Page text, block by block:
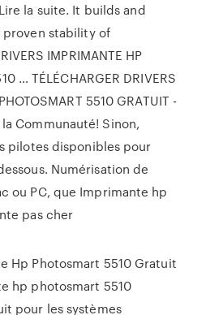
la suite. It builds and
stability of
IMPRIMANTE HP
… TÉLÉCHARGER DRIVERS
5510 GRATUIT -
Communauté! Sinon,
pilotes disponibles pour
Numérisation de
ou PC, que Imprimante hp
pas cher
Hp Photosmart 5510 Gratuit
hp photosmart 5510
pour les systèmes